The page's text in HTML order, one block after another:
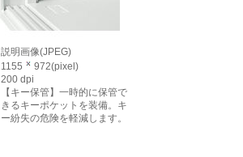
説明画像(JPEG)
1155
972(pixel)
200 dpi
【キー保管】一時的に保管で
きるキーポケットを装備。キ
ー紛失の危険を軽減します。